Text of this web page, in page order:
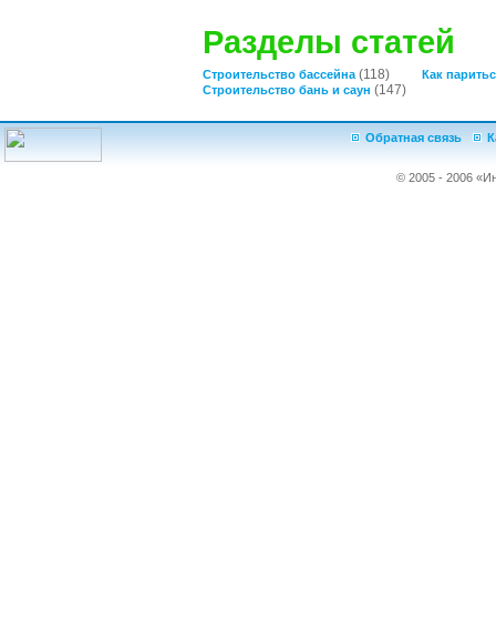
Разделы статей
Строительство бассейна(118)
Как
Строительство бань и саун (147)
Обратная связь
© 2005 - 2006